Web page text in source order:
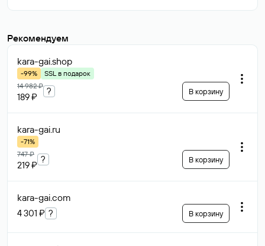
Возможен торг
rtc-internet.ru
Рекомендуем
11 700 ₽
Возможен торг
vpbfond
18 200 ₽
Возможен торг
bklh.ru